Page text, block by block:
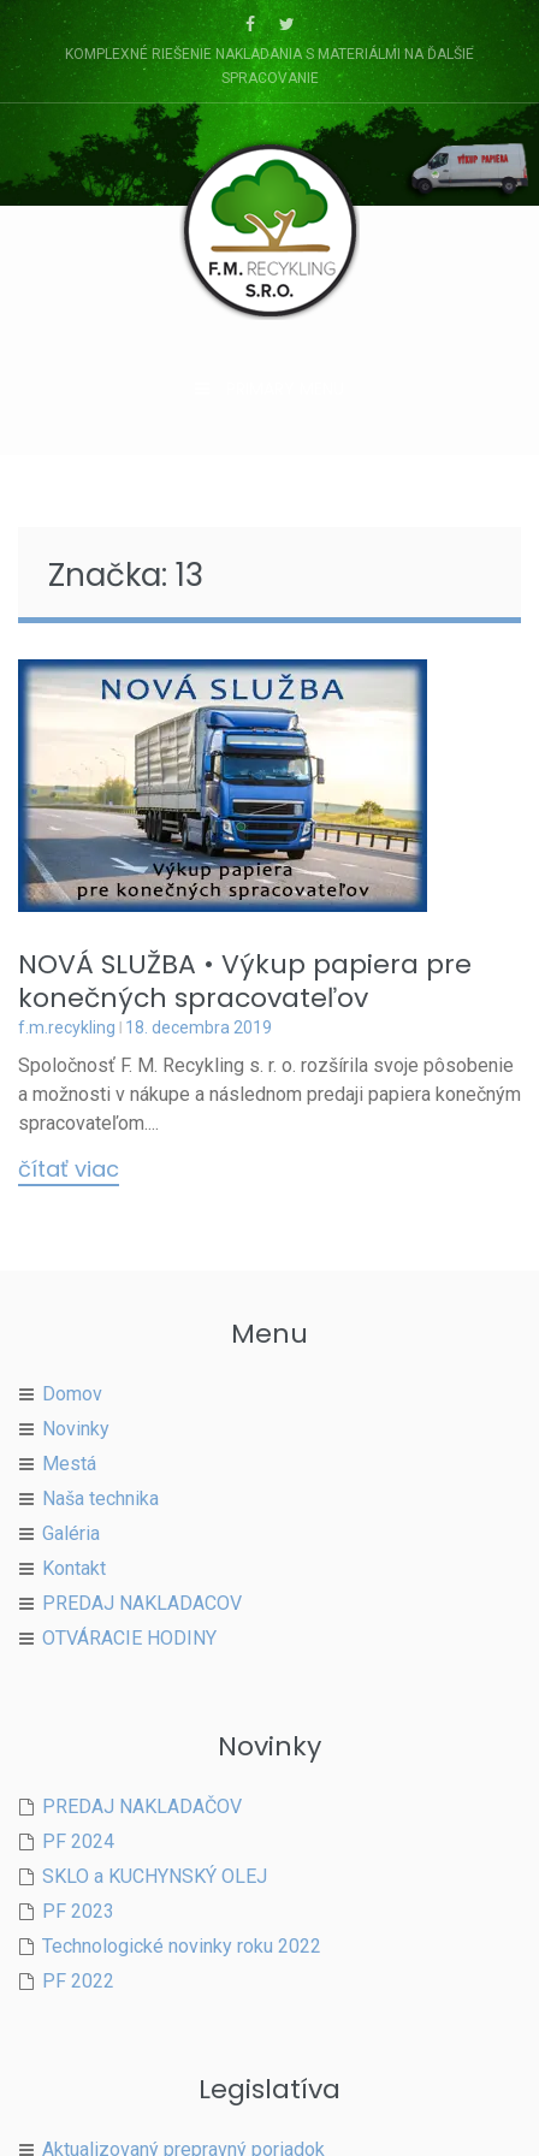
KOMPLEXNÉ RIEŠENIE NAKLADANIA S MATERIÁLMI NA ĎALŠIE
SPRACOVANIE
Značka: 13
NOVÁ SLUŽBA • Výkup papiera pre
konečných spracovateľov
f.m.recykling 18. decembra 2019
Spoločnosť F. M. Recykling s. r. o. rozšírila svoje pôsobenie
a možnosti v nákupe a následnom predaji papiera konečným
spracovateľom....
čítať viac
Menu
Domov
Novinky
Mestá
Naša technika
Galéria
Kontakt
PREDAJ NAKLADACOV
OTVÁRACIE HODINY
Novinky
PREDAJ NAKLADAČOV
PF 2024
SKLO a KUCHYNSKÝ OLEJ
PF 2023
Technologické novinky roku 2022
PF 2022
Legislatíva
Aktualizovaný prepravný poriadok